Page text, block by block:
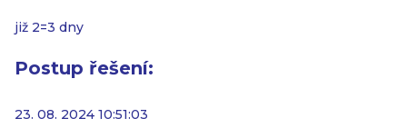
již 2=3 dny
Postup řešení:
23. 08. 2024 10:51:03